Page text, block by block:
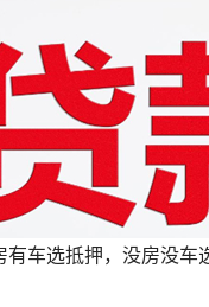
有车选抵押，没房没车